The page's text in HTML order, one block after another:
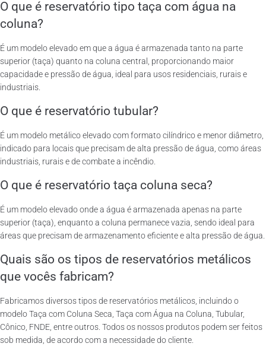
O que é reservatório tipo taça com água na
coluna?
É um modelo elevado em que a água é armazenada tanto na parte
superior (taça) quanto na coluna central, proporcionando maior
capacidade e pressão de água, ideal para usos residenciais, rurais e
industriais.
O que é reservatório tubular?
É um modelo metálico elevado com formato cilíndrico e menor diâmetro,
indicado para locais que precisam de alta pressão de água, como áreas
industriais, rurais e de combate a incêndio.
O que é reservatório taça coluna seca?
É um modelo elevado onde a água é armazenada apenas na parte
superior (taça), enquanto a coluna permanece vazia, sendo ideal para
áreas que precisam de armazenamento eficiente e alta pressão de água.
Quais são os tipos de reservatórios metálicos
que vocês fabricam?
Fabricamos diversos tipos de reservatórios metálicos, incluindo o
modelo Taça com Coluna Seca, Taça com Água na Coluna, Tubular,
Cônico, FNDE, entre outros. Todos os nossos produtos podem ser feitos
sob medida, de acordo com a necessidade do cliente.